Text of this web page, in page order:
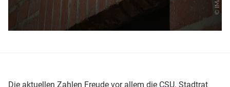
Die aktuellen Zahlen Freude vor allem die CSU. Stadtrat